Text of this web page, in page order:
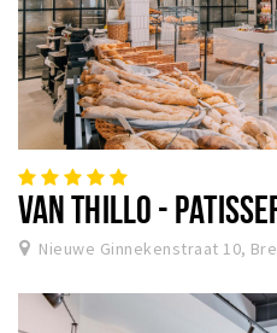
VAN THILLO -
Nieuwe Ginnekenstraat 10,